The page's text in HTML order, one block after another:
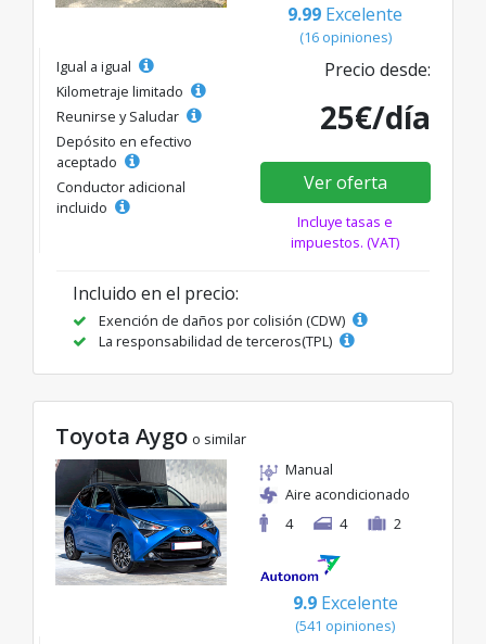
9.99 Excelente
(16 opiniones)
Igual a igual
Kilometraje limitado
Reunirse y Saludar
Depósito en efectivo
aceptado
Conductor adicional
incluido
Precio desde:
25€/día
Ver oferta
Incluye tasas e
impuestos. (VAT)
Incluido en el precio:
Exención de daños por colisión (CDW)
La responsabilidad de terceros(TPL)
Toyota Aygo o similar
Manual
Aire acondicionado
4
4 2
9.9 Excelente
(541 opiniones)